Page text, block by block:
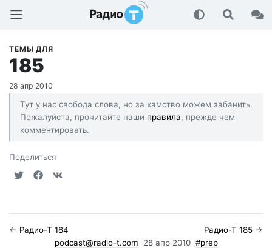
Радио-Т Подкаст
ТЕМЫ ДЛЯ
185
28 апр 2010
Тут у нас свобода слова, но за хамство можем забанить.
Пожалуйста, прочитайте наши правила, прежде чем
комментировать.
Поделиться
← Радио-Т 184 Радио-Т 185 →
podcast@radio-t.com
28 апр 2010 #prep